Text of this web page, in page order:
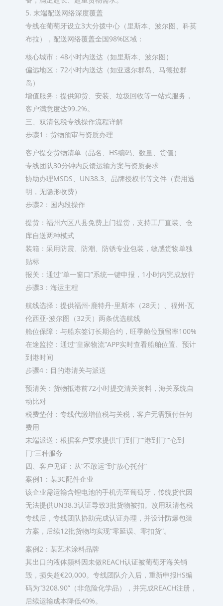
5. 末端配送网络深度覆盖
专线在葡萄牙设立3大分拨中心（里斯本、波尔图、科英
布拉），配送网络覆盖全国98%区域：
核心城市：48小时内送达（如里斯本、波尔图）
偏远地区：72小时内送达（如亚速尔群岛、马德拉群
岛）
增值服务：提供卸货、安装、垃圾回收等一站式服务，
客户满意度达99.2%。
三、双清包税专线操作流程详解
步骤1：货物预审与资质办理
客户提交货物清单（品名、HS编码、数量、货值）
专线团队30分钟内反馈运输方案与资质要求
协助办理MSDS、UN38.3、品牌授权书等文件（费用透
明，无隐形收费）
步骤2：国内段操作
提货：福州六区八县免费上门提货，支持工厂直装、仓
库自送两种模式
装箱：采用防震、防潮、防锈专业包装，敏感货物单独
贴标
报关：通过“单一窗口”系统一键申报，1小时内完成放行
步骤3：海运主程
航线选择：提供福州-鹿特丹-里斯本（28天）、福州-瓦
伦西亚-波尔图（32天）两条优选航线
舱位保障：与船东签订长期合约，旺季舱位预留率100%
在途监控：通过“皇家物流”APP实时查看船舶位置、预计
到港时间
步骤4：目的港清关与派送
预清关：货物抵港前72小时提交清关资料，海关系统自
动比对
税费垫付：专线代缴增值税与关税，客户无需预付任何
费用
末端派送：根据客户要求提供“门到门”“港到门”“仓到
门”三种服务
四、客户见证：从“不敢运”到“放心托付”
案例1：某3C配件企业
该企业需运输含锂电池的手机壳至葡萄牙，传统货代因
无法提供UN38.3认证导致3批货物被扣。改用双清包税
专线后，专线团队协助完成认证办理，并设计防爆包装
方案，后续12批货物均实现“零延误、零扣货”。
案例2：某艺术涂料品牌
其出口的液体颜料因未做REACH认证被葡萄牙海关销
毁，损失超€20,000。专线团队介入后，重新申报HS编
码为“3208.90”（非危险化学品），并完成REACH注册，
后续运输成本降低40%。